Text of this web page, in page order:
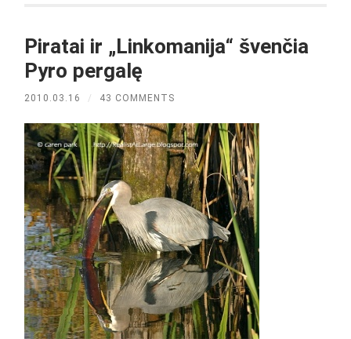
Piratai ir „Linkomanija“ švenčia
Pyro pergalę
2010.03.16 / 43 COMMENTS